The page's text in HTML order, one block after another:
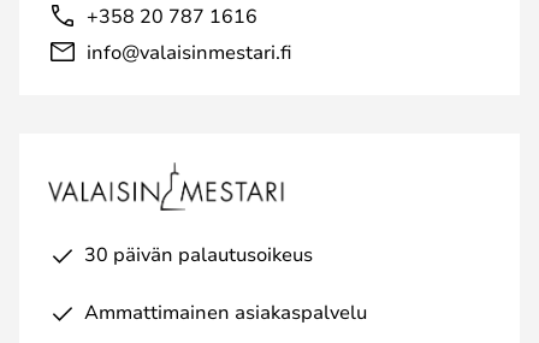
+358 20 787 1616
info@valaisinmestari.fi
30 päivän palautusoikeus
Ammattimainen asiakaspalvelu